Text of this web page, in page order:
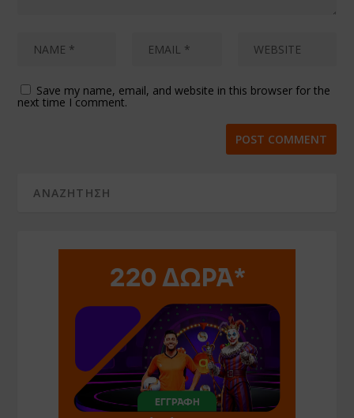
Save my name, email, and website in this browser for the
next time I comment.